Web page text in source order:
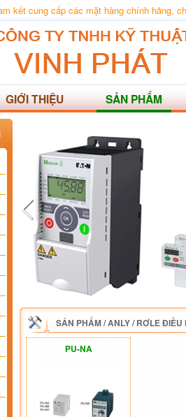
kết cung cấp các mặt hàng chính hãng,
GIỚI THIỆU SẢN PHẨM
SẢN PHẨM/ANLY/RƠLE ĐIỀU
PU-NA